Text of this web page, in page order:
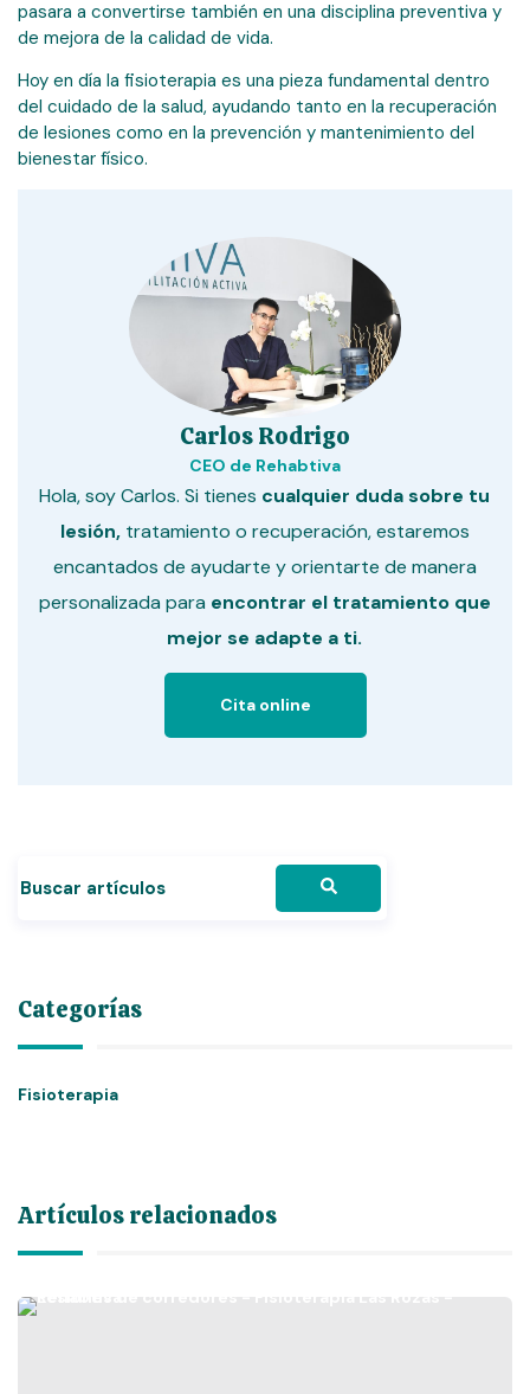
pasara a convertirse también en una disciplina preventiva y
de mejora de la calidad de vida.
Hoy en día la fisioterapia es una pieza fundamental dentro
del cuidado de la salud, ayudando tanto en la recuperación
de lesiones como en la prevención y mantenimiento del
bienestar físico.
Carlos Rodrigo
CEO de Rehabtiva
Hola, soy Carlos. Si tienes cualquier duda sobre tu
lesión, tratamiento o recuperación, estaremos
encantados de ayudarte y orientarte de manera
personalizada para encontrar el tratamiento que
mejor se adapte a ti.
Cita online
Categorías
Fisioterapia
Artículos relacionados